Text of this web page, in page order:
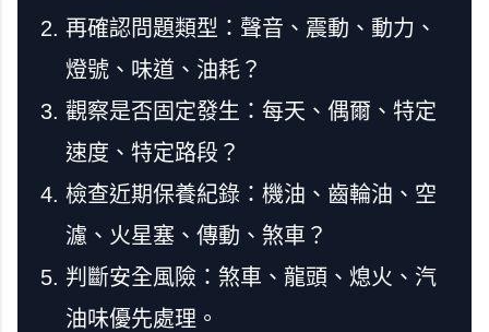
再確認問題類型：聲音、震動、動力、
燈號、味道、油耗？
觀察是否固定發生：每天、偶爾、特定
速度、特定路段？
檢查近期保養紀錄：機油、齒輪油、空
濾、火星塞、傳動、煞車？
判斷安全風險：煞車、龍頭、熄火、汽
油味優先處理。